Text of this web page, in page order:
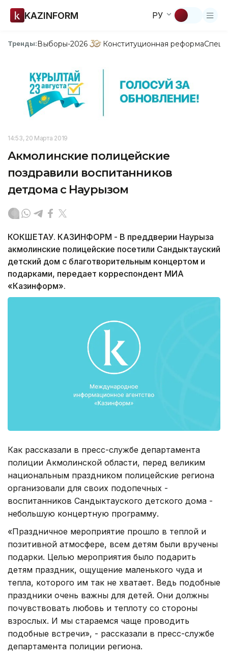
KAZINFORM РУ
Тренды:Выборы-2026 Конституционная реформа
14:53, 20 Марта 2019
Акмолинские полицейские
поздравили воспитанников
детдома с Наурызом
КОКШЕТАУ. КАЗИНФОРМ - В преддверии Наурыза
акмолинские полицейские посетили Сандыктауский
детский дом с благотворительным концертом и
подарками, передает корреспондент МИА
«Казинформ».
Как рассказали в пресс-службе департамента
полиции Акмолинской области, перед великим
национальным праздником полицейские региона
организовали для своих подопечных -
воспитанников Сандыктауского детского дома -
небольшую концертную программу.
«Праздничное мероприятие прошло в теплой и
позитивной атмосфере, всем детям были вручены
подарки. Целью мероприятия было подарить
детям праздник, ощущение маленького чуда и
тепла, которого им так не хватает. Ведь подобные
праздники очень важны для детей. Они должны
почувствовать любовь и теплоту со стороны
взрослых. И мы стараемся чаще проводить
подобные встречи», - рассказали в пресс-службе
департамента полиции региона.